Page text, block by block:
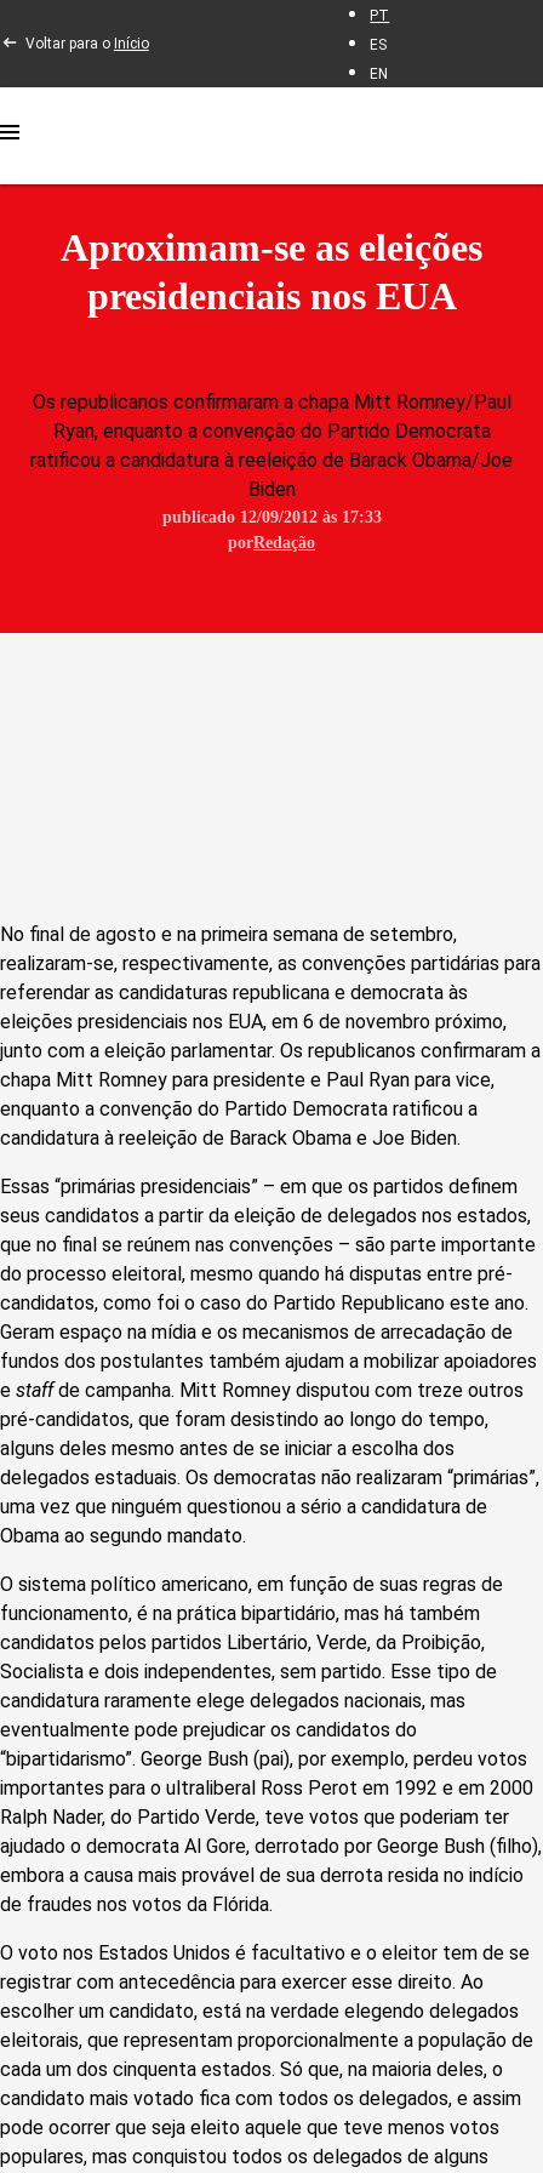
Voltar para o Início
PT
ES
EN
Aproximam-se as eleições
presidenciais nos EUA
Os republicanos confirmaram a chapa Mitt Romney/Paul
Ryan, enquanto a convenção do Partido Democrata
ratificou a candidatura à reeleição de Barack Obama/Joe
Biden
publicado 12/09/2012 às 17:33
porRedação
No final de agosto e na primeira semana de setembro,
realizaram-se, respectivamente, as convenções partidárias para
referendar as candidaturas republicana e democrata às
eleições presidenciais nos EUA, em 6 de novembro próximo,
junto com a eleição parlamentar. Os republicanos confirmaram a
chapa Mitt Romney para presidente e Paul Ryan para vice,
enquanto a convenção do Partido Democrata ratificou a
candidatura à reeleição de Barack Obama e Joe Biden.
Essas “primárias presidenciais” – em que os partidos definem
seus candidatos a partir da eleição de delegados nos estados,
que no final se reúnem nas convenções – são parte importante
do processo eleitoral, mesmo quando há disputas entre pré-
candidatos, como foi o caso do Partido Republicano este ano.
Geram espaço na mídia e os mecanismos de arrecadação de
fundos dos postulantes também ajudam a mobilizar apoiadores
e staffde campanha. Mitt Romney disputou com treze outros
pré-candidatos, que foram desistindo ao longo do tempo,
alguns deles mesmo antes de se iniciar a escolha dos
delegados estaduais. Os democratas não realizaram “primárias”,
uma vez que ninguém questionou a sério a candidatura de
Obama ao segundo mandato.
O sistema político americano, em função de suas regras de
funcionamento, é na prática bipartidário, mas há também
candidatos pelos partidos Libertário, Verde, da Proibição,
Socialista e dois independentes, sem partido. Esse tipo de
candidatura raramente elege delegados nacionais, mas
eventualmente pode prejudicar os candidatos do
“bipartidarismo”. George Bush (pai), por exemplo, perdeu votos
importantes para o ultraliberal Ross Perot em 1992 e em 2000
Ralph Nader, do Partido Verde, teve votos que poderiam ter
ajudado o democrata Al Gore, derrotado por George Bush (filho),
embora a causa mais provável de sua derrota resida no indício
de fraudes nos votos da Flórida.
O voto nos Estados Unidos é facultativo e o eleitor tem de se
registrar com antecedência para exercer esse direito. Ao
escolher um candidato, está na verdade elegendo delegados
eleitorais, que representam proporcionalmente a população de
cada um dos cinquenta estados. Só que, na maioria deles, o
candidato mais votado fica com todos os delegados, e assim
pode ocorrer que seja eleito aquele que teve menos votos
populares, mas conquistou todos os delegados de alguns